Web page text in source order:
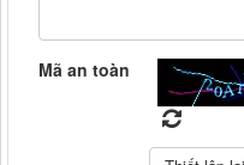
Mã an toàn